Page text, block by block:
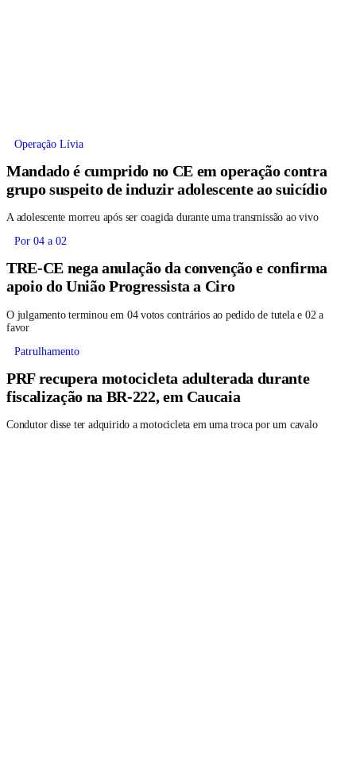
Operação Lívia
Mandado é cumprido no CE em operação contra
grupo suspeito de induzir adolescente ao suicídio
A adolescente morreu após ser coagida durante uma transmissão ao vivo
Por 04 a 02
TRE-CE nega anulação da convenção e confirma
apoio do União Progressista a Ciro
O julgamento terminou em 04 votos contrários ao pedido de tutela e 02 a
favor
Patrulhamento
PRF recupera motocicleta adulterada durante
fiscalização na BR-222, em Caucaia
Condutor disse ter adquirido a motocicleta em uma troca por um cavalo